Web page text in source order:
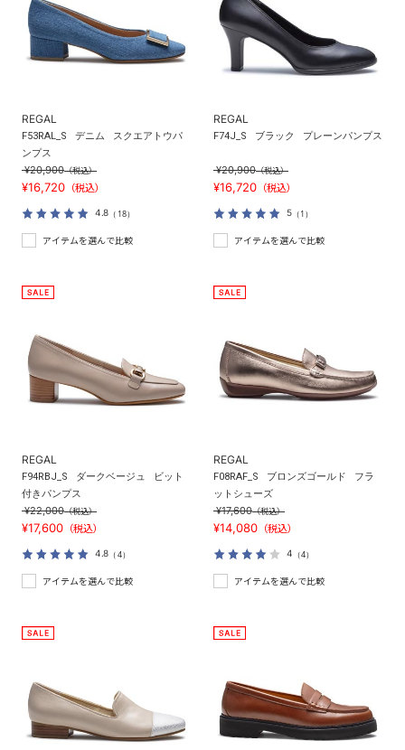
REGAL
F53RAL_S デニム
スクエアトウパ
ンプス
¥20,900（税込）
¥16,720 （税込）
4.8 （18）
アイテムを選んで比較
REGAL
F74J_S ブラック プレーンパンプス
¥20,900（税込）
¥16,720 （税込）
5（1）
アイテムを選んで比較
REGAL
F94RBJ_S ダークベージュ
ビット
付きパンプス
¥22,000（税込）
¥17,600 （税込）
4.8 （4）
アイテムを選んで比較
REGAL
F08RAF_S ブロンズゴールド
フラ
ットシューズ
¥17,600（税込）
¥14,080 （税込）
4 （4）
アイテムを選んで比較